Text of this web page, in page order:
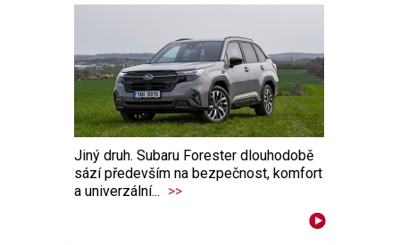
Jiný druh. Subaru Forester dlouhodobě
sází především na bezpečnost, komfort
a univerzální... >>